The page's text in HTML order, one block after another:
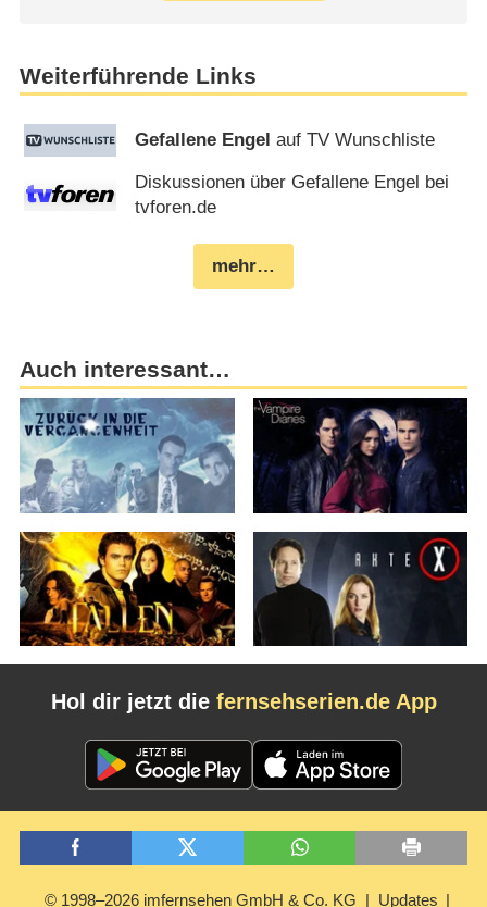
Weiterführende Links
Gefallene Engel auf TV Wunschliste
Diskussionen über Gefallene Engel bei
tvforen.de
mehr…
Auch interessant…
Hol dir jetzt die fernsehserien.de App
© 1998–2026 imfernsehen GmbH & Co. KG Updates